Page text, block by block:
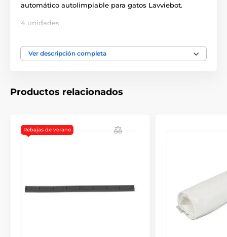
automático autolimpiable para gatos Lavviebot.
4 unidades
previo aviso. Las imágenes tienen únicamente
carácter ilustrativo.
El producto aparece en las categorías
Accesorios para areneros Lavviebot.
Ver descripción completa
Productos relacionados
Rebajas de verano